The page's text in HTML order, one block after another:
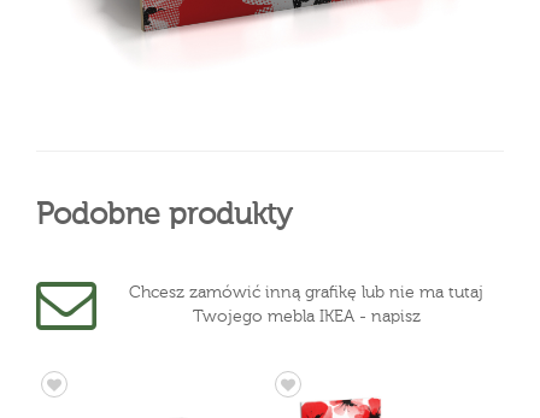
Podobne produkty
Chcesz zamówić inną grafikę lub nie ma tutaj
Twojego mebla IKEA - napisz